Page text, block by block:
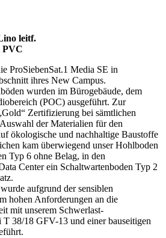
leitf.
PVC
ProSiebenSat.1 Media SE in
ihres New Campus.
wurden im Bürogebäude, dem
(POC) ausgeführt. Zur
Zertifizierung bei sämtlichen
der Materialien für den
ökologische und nachhaltige Baustoffe
kam überwiegend unser Hohlboden
Typ 6 ohne Belag, in den
Center ein Schaltwartenboden Typ 2
aufgrund der sensiblen
hohen Anforderungen an die
mit unserem Schwerlast-
38/18 GFV-13 und einer bauseitigen